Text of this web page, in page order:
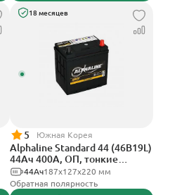
18 месяцев
5 Южная Корея
Alphaline Standard 44 (46B19L)
44Ач 400А, ОП, тонкие
клеммы187x127х220 мм
44Ач
Обратная полярность